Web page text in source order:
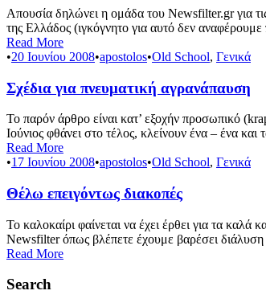
Απουσία δηλώνει η ομάδα του Newsfilter.gr για
της Ελλάδος (ιγκόγνητο για αυτό δεν
Read More
•20 Ιουνίου 2008•apostolos•Old School, Γενικά
Σχέδια για πνευματική αγρανάπαυση
Το παρόν άρθρο είναι κατ’ εξοχήν προσωπικό
Ιούνιος φθάνει στο τέλος, κλείνουν ένα – ένα
Read More
•17 Ιουνίου 2008•apostolos•Old School, Γενικά
Θέλω επειγόντως διακοπές
Το καλοκαίρι φαίνεται να έχει έρθει για τα
Newsfilter όπως βλέπετε έχουμε βαρέσει
Read More
Search